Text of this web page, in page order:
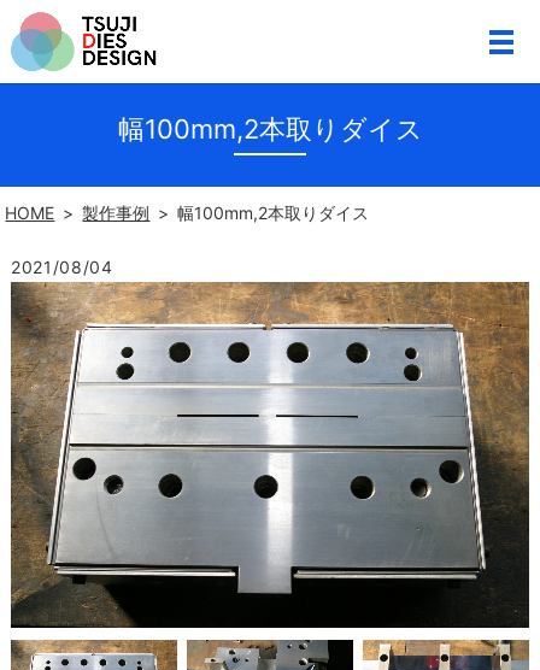
幅100mm,2本取りダイス
HOME 製作事例 幅100mm,2本取りダイス
2021/08/04